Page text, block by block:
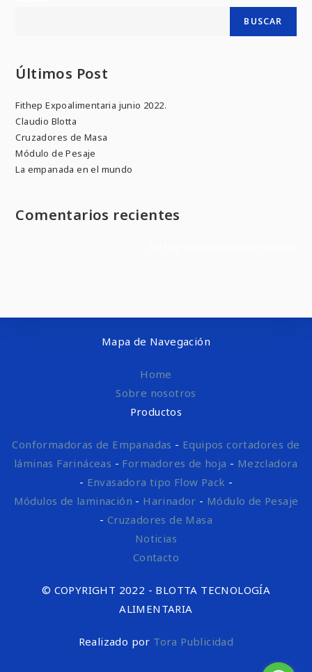
BUSCAR
Últimos Post
Fithep Expoalimentaria junio 2022.
Claudio Blotta
Cruzadores de Masa
Módulo de Pesaje
La empanada en el mundo
Comentarios recientes
Mapa de Navegación
Home
Sobre nosotros
Productos
Conformadoras de Empanadas - Equipos cortadores de
láminas Farináceas - Formadores de hoja - Mezcladora
- Envasadora tipo Flow Pack -
Módulos de laminación - Harinador - Módulo de Pesaje
- Cruzadores de Masa
Noticias
Contacto
© COPYRIGHT 2022 - BLOTTA TECNOLOGÍA
ALIMENTARIA
Realizado por Tora Publicidad